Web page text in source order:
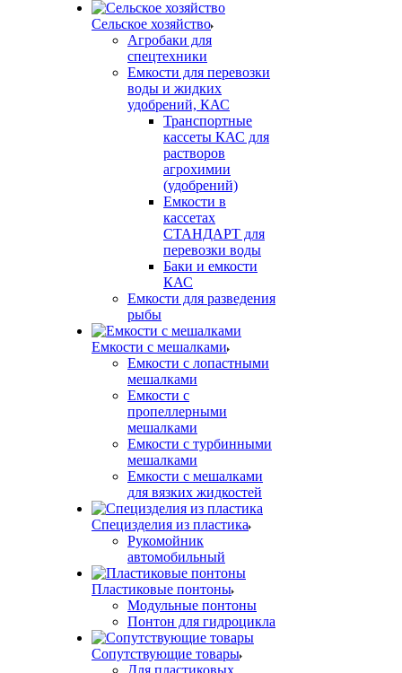
Сельское хозяйство
Агробаки для
спецтехники
Емкости для перевозки
воды и жидких
удобрений, КАС
Транспортные
кассеты КАС для
растворов
агрохимии
(удобрений)
Емкости в
кассетах
СТАНДАРТ для
перевозки воды
Баки и емкости
КАС
Емкости для разведения
рыбы
Емкости с мешалками
Емкости с лопастными
мешалками
Емкости с
пропеллерными
мешалками
Емкости с турбинными
мешалками
Емкости с мешалками
для вязких жидкостей
Специзделия из пластика
Рукомойник
автомобильный
Пластиковые понтоны
Модульные понтоны
Понтон для гидроцикла
Сопутствующие товары
Для пластиковых